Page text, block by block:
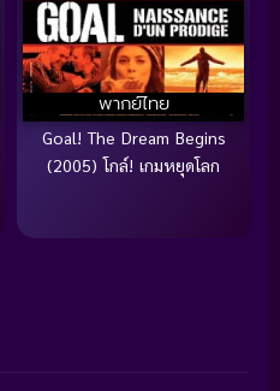
พากย์ไทย
Goal! The Dream Begins
(2005) โกล์! เกมหยุดโลก